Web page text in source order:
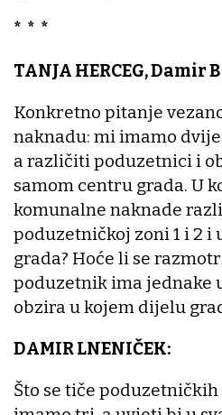
* * *
TANJA HERCEG, Damir
Konkretno pitanje
naknadu: mi imamo
a različiti poduzetnici i
samom centru grada. U
komunalne naknade
poduzetničkoj zoni 1 i 2 i
grada? Hoće li se
poduzetnik ima jednake
obzira u kojem dijelu
DAMIR LNENIČEK:
Što se tiče